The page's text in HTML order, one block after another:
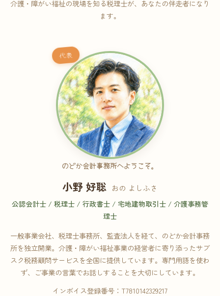
介護・障がい福祉の現場を知る税理士が、あなたの伴走者になり
ます。
代表
のどか会計事務所へようこそ。
小野 好聡 おの よしふさ
公認会計士 / 税理士 / 行政書士 / 宅地建物取引士 / 介護事務管
理士
一般事業会社、税理士事務所、監査法人を経て、のどか会計事務
所を独立開業。介護・障がい福祉事業の経営者に寄り添ったサブ
スク税務顧問サービスを全国に提供しています。専門用語を使わ
ず、ご事業の言葉でお話しすることを大切にしています。
インボイス登録番号：T7810142329217